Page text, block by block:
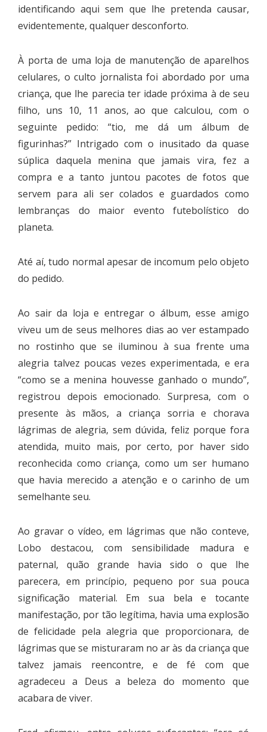
identificando aqui sem que lhe pretenda causar,
evidentemente, qualquer desconforto.
À porta de uma loja de manutenção de aparelhos
celulares, o culto jornalista foi abordado por uma
criança, que lhe parecia ter idade próxima à de seu
filho, uns 10, 11 anos, ao que calculou, com o
seguinte pedido: “tio, me dá um álbum de
figurinhas?” Intrigado com o inusitado da quase
súplica daquela menina que jamais vira, fez a
compra e a tanto juntou pacotes de fotos que
servem para ali ser colados e guardados como
lembranças do maior evento futebolístico do
planeta.
Até aí, tudo normal apesar de incomum pelo objeto
do pedido.
Ao sair da loja e entregar o álbum, esse amigo
viveu um de seus melhores dias ao ver estampado
no rostinho que se iluminou à sua frente uma
alegria talvez poucas vezes experimentada, e era
“como se a menina houvesse ganhado o mundo”,
registrou depois emocionado. Surpresa, com o
presente às mãos, a criança sorria e chorava
lágrimas de alegria, sem dúvida, feliz porque fora
atendida, muito mais, por certo, por haver sido
reconhecida como criança, como um ser humano
que havia merecido a atenção e o carinho de um
semelhante seu.
Ao gravar o vídeo, em lágrimas que não conteve,
Lobo destacou, com sensibilidade madura e
paternal, quão grande havia sido o que lhe
parecera, em princípio, pequeno por sua pouca
significação material. Em sua bela e tocante
manifestação, por tão legítima, havia uma explosão
de felicidade pela alegria que proporcionara, de
lágrimas que se misturaram no ar às da criança que
talvez jamais reencontre, e de fé com que
agradeceu a Deus a beleza do momento que
acabara de viver.